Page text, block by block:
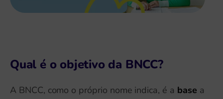
Qual é o objetivo da BNCC?
A BNCC, como o próprio nome indica, é a base a